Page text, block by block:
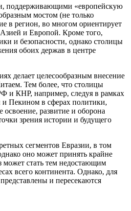
поддерживающими «европейскую
мостом (не только
в регион, во многом ориентирует
и Европой. Кроме того,
и безопасности, однако столицы
обоих держав в центре
делает целесообразным внесение
Тем более, что столицы
и КНР, например, следуя в рамках
Пекином в сферах политики,
развитие и оборона
зрения истории и будущего
сегментов Евразии, в том
оно может принять крайне
стать тем недостающим
всего континента. Однако, для
и пересекаются